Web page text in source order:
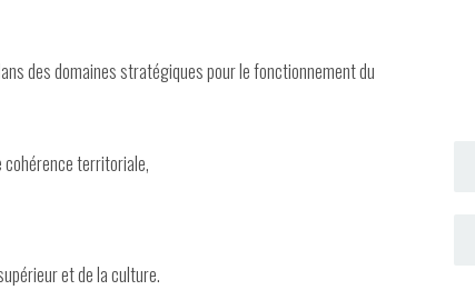
des domaines stratégiques pour le fonctionnement du
cohérence territoriale,
et de la culture.